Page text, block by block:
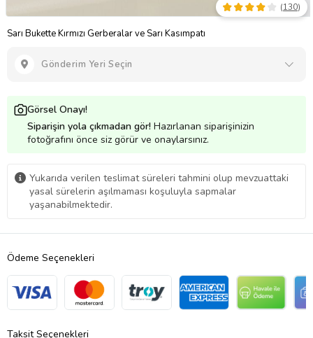
Sarı Bukette Kırmızı Gerberalar ve Sarı Kasımpatı
(130)
Gönderim Yeri Seçin
Görsel Onayı!
Siparişin yola çıkmadan gör! Hazırlanan siparişinizin
fotoğrafını önce siz görür ve onaylarsınız.
Yukarıda verilen teslimat süreleri tahmini olup mevzuattaki
yasal sürelerin aşılmaması koşuluyla sapmalar
yaşanabilmektedir.
Ödeme Seçenekleri
Taksit Seçenekleri